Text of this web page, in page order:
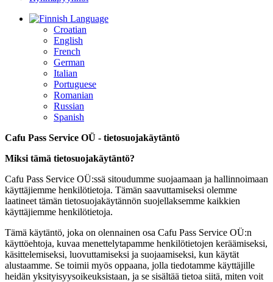
Language
Croatian
English
French
German
Italian
Portuguese
Romanian
Russian
Spanish
Cafu Pass Service OÜ - tietosuojakäytäntö
Miksi tämä tietosuojakäytäntö?
Cafu Pass Service OÜ:ssä sitoudumme suojaamaan ja hallinnoimaan
käyttäjiemme henkilötietoja. Tämän saavuttamiseksi olemme
laatineet tämän tietosuojakäytännön suojellaksemme kaikkien
käyttäjiemme henkilötietoja.
Tämä käytäntö, joka on olennainen osa Cafu Pass Service OÜ:n
käyttöehtoja, kuvaa menettelytapamme henkilötietojen keräämiseksi,
käsittelemiseksi, luovuttamiseksi ja suojaamiseksi, kun käytät
alustaamme. Se toimii myös oppaana, jolla tiedotamme käyttäjille
heidän yksityisyysoikeuksistaan, ja se sisältää tietoa siitä, miten voit